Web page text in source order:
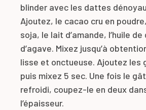
blinder avec les dattes
Ajoutez, le cacao cru en
soja, le lait d’amande, l’huile
d’agave. Mixez jusqu’à
lisse et onctueuse. Ajoutez les
puis mixez 5 sec. Une fois le
refroidi, coupez-le en deux
l’épaisseur.